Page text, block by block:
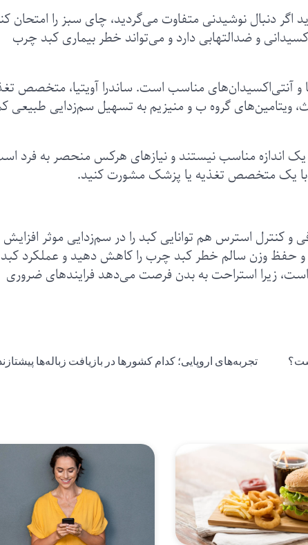
دنبال نوشیدنی متفاوت می‌گردید، چای سبز را امتحان
و ضدالتهابی دارد و می‌تواند خطر بیماری کبد چرب
آنتی‌اکسیدان‌های مناسب است. ساندرا آویتیا، متخصص
ث، ویتامین‌های گروه ب و منیزیم به تسهیل سم‌زدایی
اندازه مناسب نیستند و نیازهای هرکس منحصر به فرد
با یک متخصص تغذیه یا پزشک مشورت کنید.
کنترل استرس هم توانایی کبد را در سم‌زدایی موثر افزایش
حفظ وزن سالم خطر کبد چرب را کاهش دهید و عملکرد کبد
زیرا استراحت به بدن فرصت می‌دهد فرایندهای ضروری
تجربه‌های اروپایی؛ کدام کشورها در بازیافت زباله‌ها